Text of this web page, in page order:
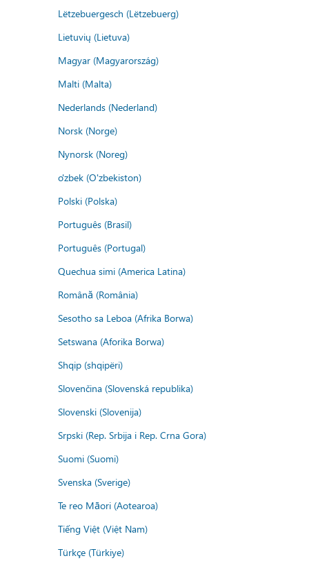
Lëtzebuergesch (Lëtzebuerg)
Lietuvių (Lietuva)
Magyar (Magyarország)
Malti (Malta)
Nederlands (Nederland)
Norsk (Norge)
Nynorsk (Noreg)
o'zbek (O'zbekiston)
Polski (Polska)
Português (Brasil)
Português (Portugal)
Quechua simi (America Latina)
Română (România)
Sesotho sa Leboa (Afrika Borwa)
Setswana (Aforika Borwa)
Shqip (shqipëri)
Slovenčina (Slovenská republika)
Slovenski (Slovenija)
Srpski (Rep. Srbija i Rep. Crna Gora)
Suomi (Suomi)
Svenska (Sverige)
Te reo Māori (Aotearoa)
Tiếng Việt (Việt Nam)
Türkçe (Türkiye)